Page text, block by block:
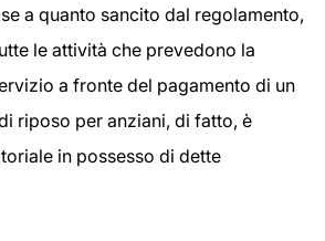
a quanto sancito dal regolamento,
le attività che prevedono la
a fronte del pagamento di un
riposo per anziani, di fatto, è
in possesso di dette